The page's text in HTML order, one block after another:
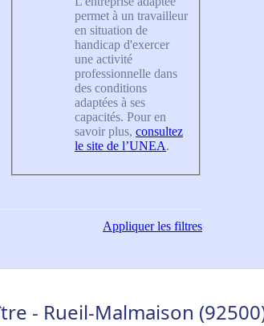
permet à un travailleur
en situation de
handicap d'exercer
une activité
professionnelle dans
des conditions
adaptées à ses
capacités. Pour en
savoir plus, consultez
le site de l’UNEA.
Appliquerles filtres
- Rueil-Malmaison